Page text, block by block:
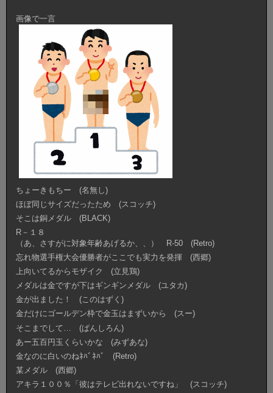
画像で一言
ちょーきもちー (名無し)
ほぼ同じサイズだったため (スコッチ)
そこは銅メダル (BLACK)
R－１８
（あ、さすがに対象年齢あげるか、、） R-50 (Retro)
忘れ物選手権大会優勝者がここでも実力を発揮 (西郷)
上向いてるからモザイク (立見鶏)
メダルは金ですが下はギンギンメダル (ユタカ)
金が出ました！ (このはずく)
金だけにゴールデン枠で金玉はまずいから (スー)
そこまでして… (ぱんしろん)
あー五百円玉くらいかな (みずあな)
金なのに白いのねﾈﾊﾞﾈﾊﾞ (Retro)
某メダル (西郷)
アキラ１００％「彼はテレビ出れないですね」 (スコッチ)